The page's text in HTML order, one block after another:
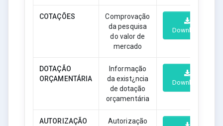
COTAÇÕES
Comprovação
da pesquisa
do valor de
mercado
Download
DOTAÇÃO
ORÇAMENTÁRIA
Informação
da exist¿ncia
de dotação
orçamentária
Download
AUTORIZAÇÃO
Autorização